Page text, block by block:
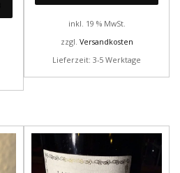
inkl. 19 % MwSt.
zzgl. Versandkosten
Lieferzeit: 3-5 Werktage